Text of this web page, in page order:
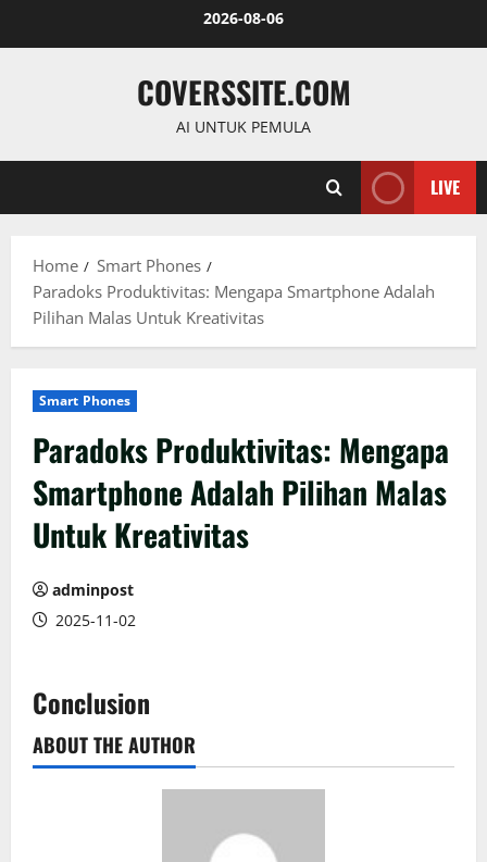
2026-08-06
COVERSSITE.COM
AI UNTUK PEMULA
LIVE
Home
Smart Phones
Paradoks Produktivitas: Mengapa Smartphone Adalah
Pilihan Malas Untuk Kreativitas
Smart Phones
Paradoks Produktivitas: Mengapa
Smartphone Adalah Pilihan Malas
Untuk Kreativitas
adminpost
2025-11-02
Conclusion
ABOUT THE AUTHOR